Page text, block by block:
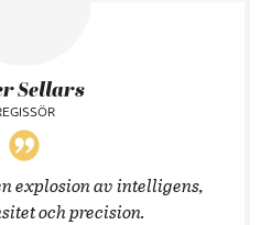
Sellars
explosion av intelligens,
och precision.